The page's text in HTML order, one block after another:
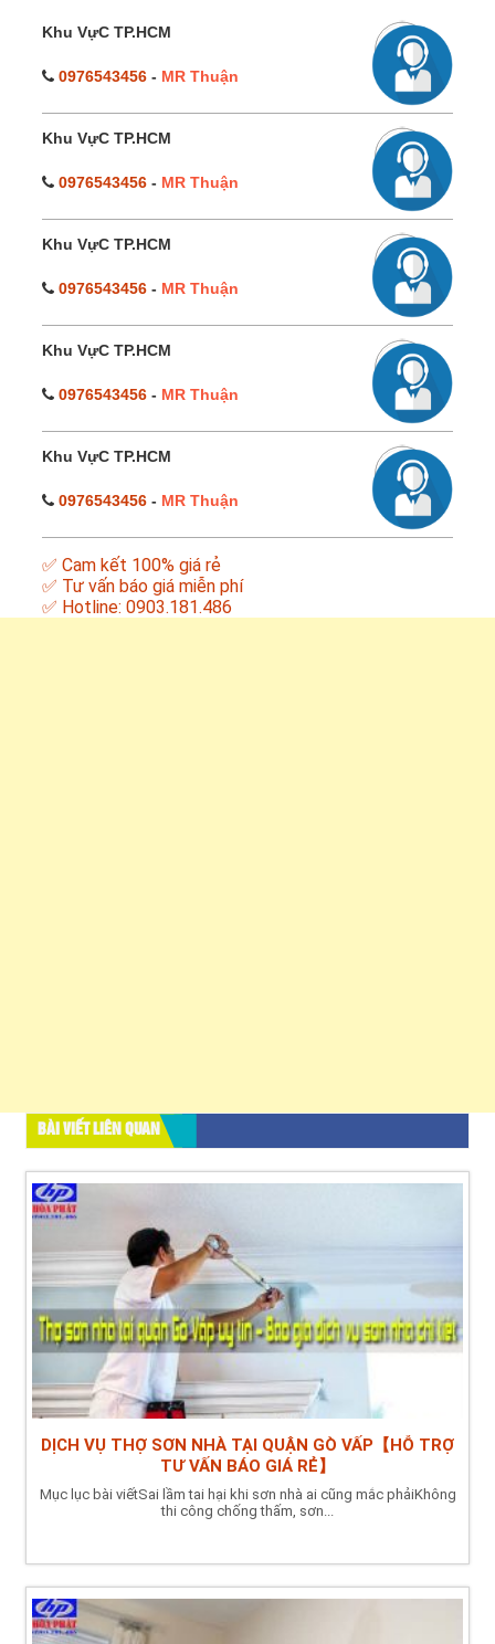
Khu VựC TP.HCM
0976543456 - MR Thuận
Khu VựC TP.HCM
0976543456 - MR Thuận
Khu VựC TP.HCM
0976543456 - MR Thuận
Khu VựC TP.HCM
0976543456 - MR Thuận
Khu VựC TP.HCM
0976543456 - MR Thuận
✅ Cam kết 100% giá rẻ
✅ Tư vấn báo giá miễn phí
✅ Hotline: 0903.181.486
BÀI VIẾT LIÊN QUAN
DỊCH VỤ THỢ SƠN NHÀ TẠI QUẬN GÒ VẤP【HỖ TRỢ
TƯ VẤN BÁO GIÁ RẺ】
Mục lục bài viếtSai lầm tai hại khi sơn nhà ai cũng mắc phảiKhông
thi công chống thấm, sơn...